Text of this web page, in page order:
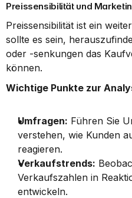
Preissensibilität und
Preissensibilität ist ein
sollte es sein,
oder -senkungen das
können.
Wichtige Punkte zur
Umfragen: Führen Sie
verstehen, wie Kunden
reagieren.
Verkaufstrends:
Verkaufszahlen in
entwickeln.